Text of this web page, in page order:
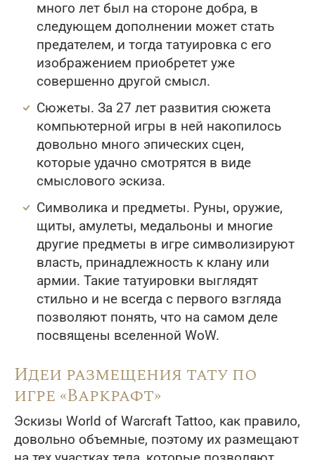
много лет был на стороне добра, в
следующем дополнении может стать
предателем, и тогда татуировка с его
изображением приобретет уже
совершенно другой смысл.
Сюжеты. За 27 лет развития сюжета
компьютерной игры в ней накопилось
довольно много эпических сцен,
которые удачно смотрятся в виде
смыслового эскиза.
Символика и предметы. Руны, оружие,
щиты, амулеты, медальоны и многие
другие предметы в игре символизируют
власть, принадлежность к клану или
армии. Такие татуировки выглядят
стильно и не всегда с первого взгляда
позволяют понять, что на самом деле
посвящены вселенной WoW.
Идеи размещения тату по
игре «Варкрафт»
Эскизы World of Warcraft Tattoo, как правило,
довольно объемные, поэтому их размещают